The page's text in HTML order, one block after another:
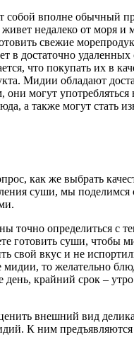
собой вполне обычный
недалеко от моря и
свежие
в достаточно удаленных
что покупать их в
Мидии обладают
могут употребляться
а также могут стать
как же выбрать
суши, мы поделимся
точно определиться с
готовить суши, чтобы
свой вкус и не
мидии, то желательно
день, крайний срок –
внешний вид
К ним